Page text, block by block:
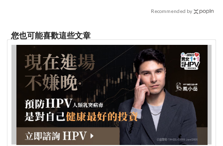
Recommended by
您也可能喜歡這些文章